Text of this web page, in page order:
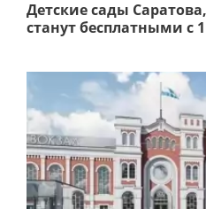
Детские сады
станут бесплатными с